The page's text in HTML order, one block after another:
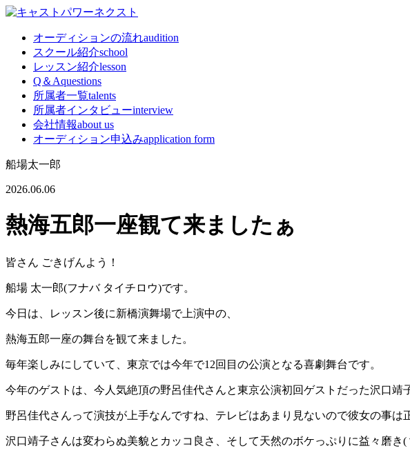
オーディションの流れaudition
スクール紹介school
レッスン紹介lesson
Q＆Aquestions
所属者一覧talents
所属者インタビューinterview
会社情報about us
オーディション申込みapplication form
船場太一郎
2026.06.06
熱海五郎一座観て来ましたぁ
皆さん ごきげんよう！
船場 太一郎(フナバ タイチロウ)です。
今日は、レッスン後に新橋演舞場で上演中の、
熱海五郎一座の舞台を観て来ました。
毎年楽しみにしていて、東京では今年で12回目の公演となる喜劇舞台です。
今年のゲストは、今人気絶頂の野呂佳代さんと東京公演初回ゲストだった沢口靖
野呂佳代さんって演技が上手なんですね、テレビはあまり見ないので彼女の事は
沢口靖子さんは変わらぬ美貌とカッコ良さ、そして天然のボケっぷりに益々磨き(